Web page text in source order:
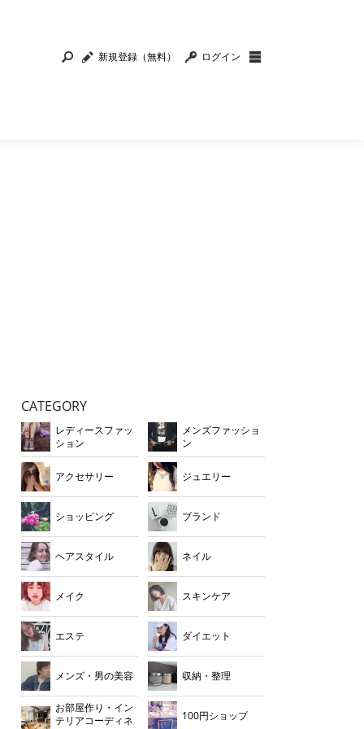
新規登録（無料） ログイン
CATEGORY
レディースファッ
ション
メンズファッショ
ン
アクセサリー ジュエリー
ショッピング ブランド
ヘアスタイル ネイル
メイク スキンケア
エステ ダイエット
メンズ・男の美容 収納・整理
お部屋作り・イン
テリアコーディネ
100円ショップ